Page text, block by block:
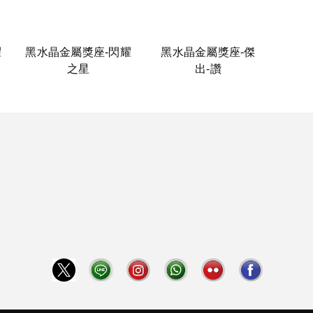
黑水晶金屬獎座-閃耀
之星
黑水晶金屬獎座-傑
出-讚